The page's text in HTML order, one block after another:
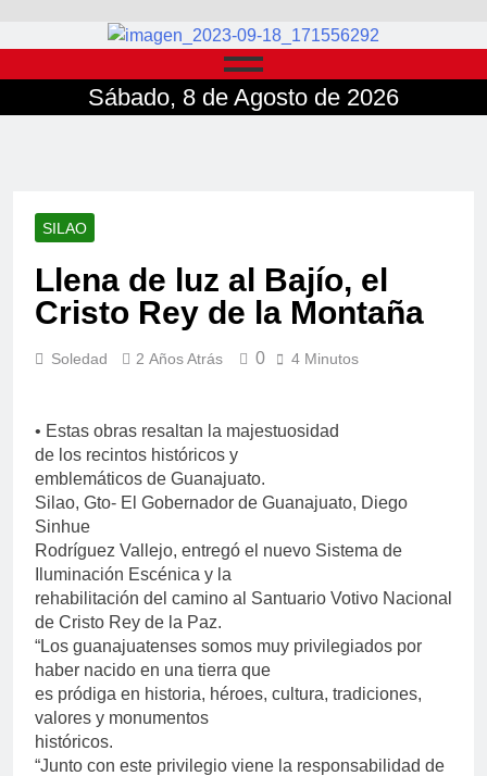
Sábado, 8 de Agosto de 2026
SILAO
Llena de luz al Bajío, el
Cristo Rey de la Montaña
Soledad 2 Años Atrás 0 4 Minutos
• Estas obras resaltan la majestuosidad
de los recintos históricos y
emblemáticos de Guanajuato.
Silao, Gto- El Gobernador de Guanajuato, Diego
Sinhue
Rodríguez Vallejo, entregó el nuevo Sistema de
Iluminación Escénica y la
rehabilitación del camino al Santuario Votivo Nacional
de Cristo Rey de la Paz.
“Los guanajuatenses somos muy privilegiados por
haber nacido en una tierra que
es pródiga en historia, héroes, cultura, tradiciones,
valores y monumentos
históricos.
“Junto con este privilegio viene la responsabilidad de